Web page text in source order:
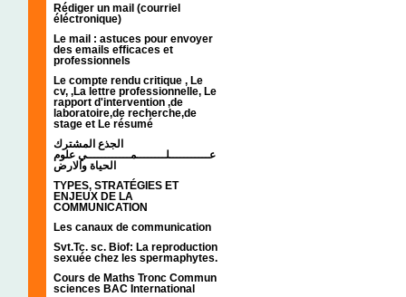
Rédiger un mail (courriel
éléctronique)
Le mail : astuces pour envoyer
des emails efficaces et
professionnels
Le compte rendu critique , Le
cv, ,La lettre professionnelle, Le
rapport d'intervention ,de
laboratoire,de recherche,de
stage et Le résumé
الجذع المشترك
عـــــــــــلــــــــمــــــــــــي علوم
الحياة والارض
TYPES, STRATÉGIES ET
ENJEUX DE LA
COMMUNICATION
Les canaux de communication
Svt.Tc. sc. Biof: La reproduction
sexuée chez les spermaphytes.
Cours de Maths Tronc Commun
sciences BAC International